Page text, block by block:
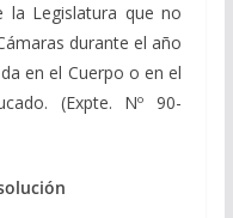
la Legislatura que no
durante el año
en el Cuerpo o en el
(Expte. Nº 90-